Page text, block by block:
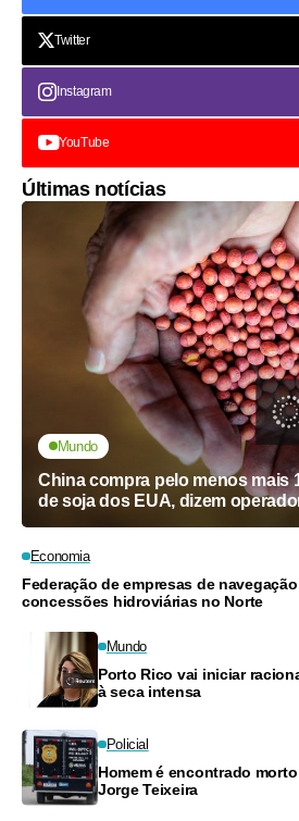
Twitter
Instagram
YouTube
Últimas notícias
Mundo
China compra pelo menos mais
de soja dos EUA, dizem
Economia
Federação de empresas de
concessões hidroviárias no Norte
Mundo
Porto Rico vai iniciar
à seca intensa
Policial
Homem é encontrado
Jorge Teixeira